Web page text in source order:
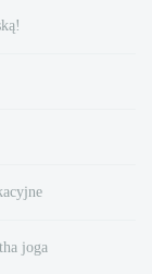
joga